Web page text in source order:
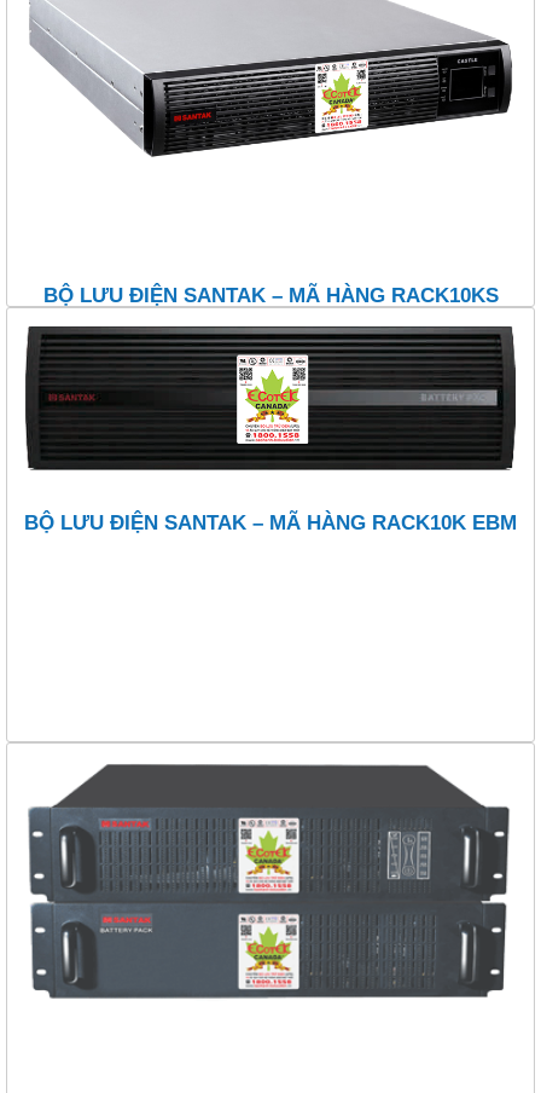
BỘ LƯU ĐIỆN SANTAK – MÃ HÀNG RACK10KS
BỘ LƯU ĐIỆN SANTAK – MÃ HÀNG RACK10K EBM